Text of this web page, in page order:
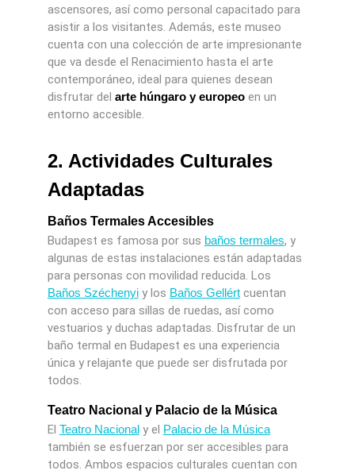
ascensores, así como personal capacitado para
asistir a los visitantes. Además, este museo
cuenta con una colección de arte impresionante
que va desde el Renacimiento hasta el arte
contemporáneo, ideal para quienes desean
disfrutar del arte húngaro y europeoen un
entorno accesible.
2. Actividades Culturales
Adaptadas
Baños Termales Accesibles
Budapest es famosa por sus baños termales, y
algunas de estas instalaciones están adaptadas
para personas con movilidad reducida. Los
Baños Széchenyiy los Baños Gellértcuentan
con acceso para sillas de ruedas, así como
vestuarios y duchas adaptadas. Disfrutar de un
baño termal en Budapest es una experiencia
única y relajante que puede ser disfrutada por
todos.
Teatro Nacional y Palacio de la Música
El Teatro Nacionaly el Palacio de la Música
también se esfuerzan por ser accesibles para
todos. Ambos espacios culturales cuentan con